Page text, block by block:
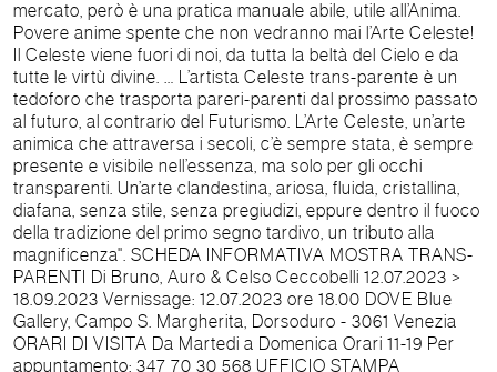
mercato, però è una pratica manuale abile, utile all’Anima.
Povere anime spente che non vedranno mai l’Arte Celeste!
Il Celeste viene fuori di noi, da tutta la beltà del Cielo e da
tutte le virtù divine. … L’artista Celeste trans-parente è un
tedoforo che trasporta pareri-parenti dal prossimo passato
al futuro, al contrario del Futurismo. L’Arte Celeste, un’arte
animica che attraversa i secoli, c’è sempre stata, è sempre
presente e visibile nell’essenza, ma solo per gli occhi
transparenti. Un’arte clandestina, ariosa, fluida, cristallina,
diafana, senza stile, senza pregiudizi, eppure dentro il fuoco
della tradizione del primo segno tardivo, un tributo alla
magnificenza". SCHEDA INFORMATIVA MOSTRA TRANS-
PARENTI Di Bruno, Auro & Celso Ceccobelli 12.07.2023 >
18.09.2023 Vernissage: 12.07.2023 ore 18.00 DOVE Blue
Gallery, Campo S. Margherita, Dorsoduro - 3061 Venezia
ORARI DI VISITA Da Martedi a Domenica Orari 11-19 Per
appuntamento: 347 70 30 568 UFFICIO STAMPA